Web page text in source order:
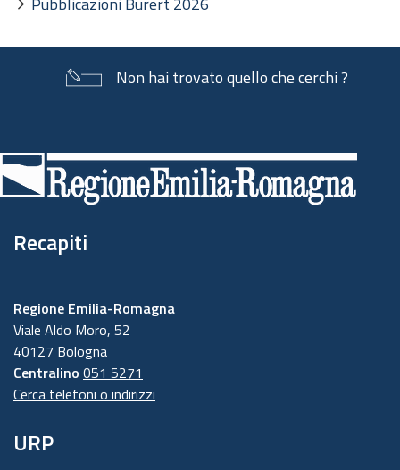
Non hai trovato quello che cerchi ?
di
pagina
Recapiti
Regione Emilia-Romagna
Viale Aldo Moro, 52
40127 Bologna
Centralino 051 5271
Cerca telefoni o indirizzi
URP